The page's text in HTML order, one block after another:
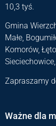
10,3 tyś.
Gmina
Małe,
Komorów,
Zapraszamy
Ważne dla